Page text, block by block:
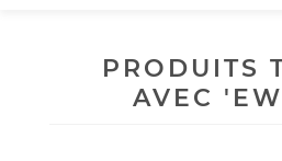
PRODUITS
AVEC